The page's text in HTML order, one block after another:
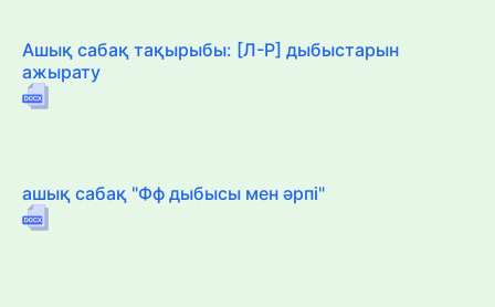
Ашық сабақ тақырыбы: [Л-Р] дыбыстарын
ажырату
ашық сабақ "Фф дыбысы мен әрпі"